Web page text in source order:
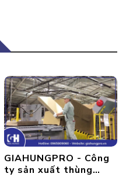
GIAHUNGPRO - Công
ty sản xuất thùng